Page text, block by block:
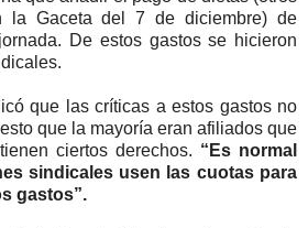
la Gaceta del 7 de diciembre) de
De estos gastos se hicieron
que las críticas a estos gastos no
que la mayoría eran afiliados que
ciertos derechos. “Es normal
sindicales usen las cuotas para
gastos”.